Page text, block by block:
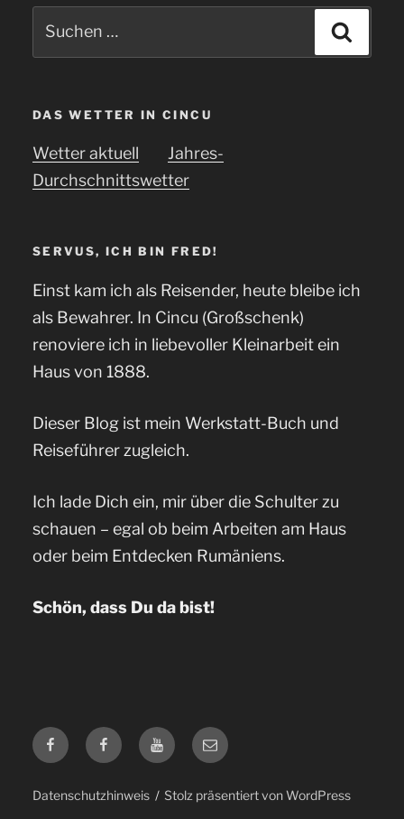
DAS WETTER IN CINCU
Wetter aktuell
Jahres-
Durchschnittswetter
SERVUS, ICH BIN FRED!
Einst kam ich als Reisender, heute bleibe ich
als Bewahrer. In Cincu (Großschenk)
renoviere ich in liebevoller Kleinarbeit ein
Haus von 1888.
Dieser Blog ist mein Werkstatt-Buch und
Reiseführer zugleich.
Ich lade Dich ein, mir über die Schulter zu
schauen – egal ob beim Arbeiten am Haus
oder beim Entdecken Rumäniens.
Schön, dass Du da bist!
FacebookFacebookYouTubeE-
Mail
Datenschutzhinweis Stolz präsentiert von WordPress